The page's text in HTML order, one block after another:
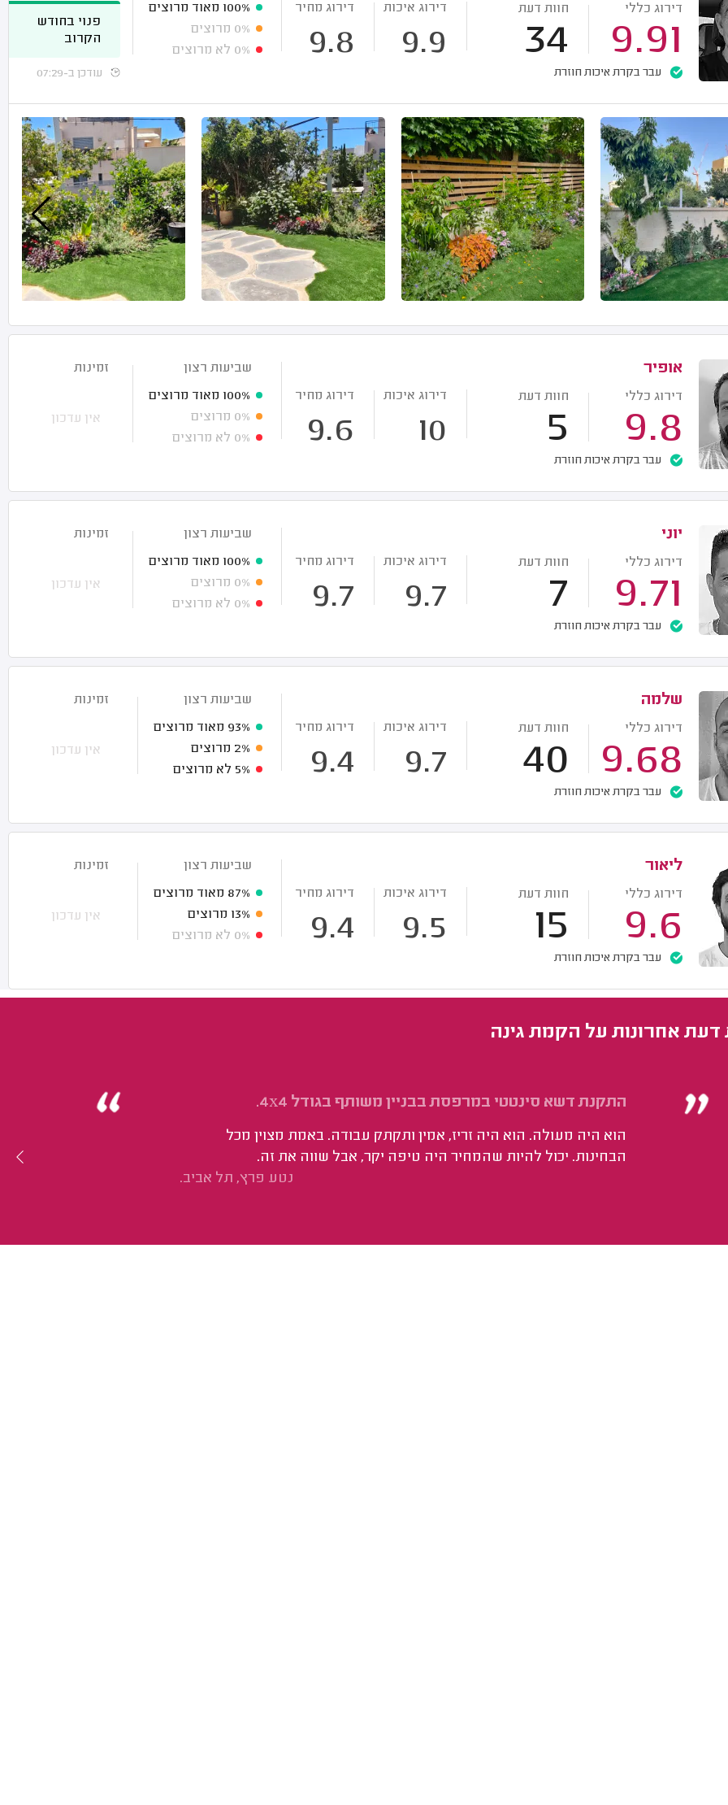
דירוג כללי
9.91
חוות דעת
34
דירוג איכות
9.9
דירוג מחיר
9.8
עבר בקרת איכות חוזרת
100% מאוד מרוצים
0% מרוצים
0% לא מרוצים
פנוי בחודש
הקרוב
עודכן ב-07:29
אופיר
דירוג כללי
9.8
חוות דעת
5
דירוג איכות
10
דירוג מחיר
9.6
עבר בקרת איכות חוזרת
שביעות רצון
100% מאוד מרוצים
0% מרוצים
0% לא מרוצים
זמינות
אין עדכון
יוני
דירוג כללי
9.71
חוות דעת
7
דירוג איכות
9.7
דירוג מחיר
9.7
עבר בקרת איכות חוזרת
שביעות רצון
100% מאוד מרוצים
0% מרוצים
0% לא מרוצים
זמינות
אין עדכון
שלמה
דירוג כללי
9.68
חוות דעת
40
דירוג איכות
9.7
דירוג מחיר
9.4
עבר בקרת איכות חוזרת
שביעות רצון
93% מאוד מרוצים
2% מרוצים
5% לא מרוצים
זמינות
אין עדכון
ליאור
דירוג כללי
9.6
חוות דעת
15
דירוג איכות
9.5
דירוג מחיר
9.4
עבר בקרת איכות חוזרת
שביעות רצון
87% מאוד מרוצים
13% מרוצים
0% לא מרוצים
זמינות
אין עדכון
דעת אחרונות על הקמת גינה
התקנת דשא סינטטי במרפסת בבניין משותף בגודל 4x4.
הוא היה מעולה. הוא היה זריז, אמין ותקתק עבודה. באמת מצוין מכל
הבחינות. יכול להיות שהמחיר היה טיפה יקר, אבל שווה את זה.
נטע פרץ, תל אביב.